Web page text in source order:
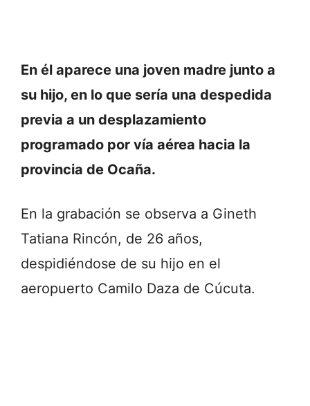
En él aparece una joven madre junto a
su hijo, en lo que sería una despedida
previa a un desplazamiento
programado por vía aérea hacia la
provincia de Ocaña.
En la grabación se observa a Gineth
Tatiana Rincón, de 26 años,
despidiéndose de su hijo en el
aeropuerto Camilo Daza de Cúcuta.